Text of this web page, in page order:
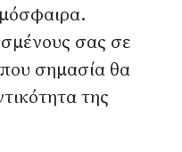
σας σε
σημασία θα
της